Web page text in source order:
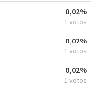
0,02%
1 votos
0,02%
1 votos
0,02%
1 votos